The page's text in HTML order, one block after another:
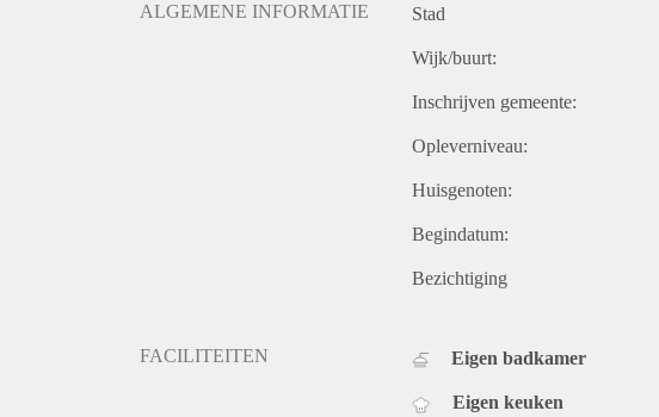
ALGEMENE INFORMATIE Stad
Wijk/buurt:
Inschrijven gemeente:
Opleverniveau:
Huisgenoten:
Begindatum:
Bezichtiging
FACILITEITEN Eigen badkamer
Eigen keuken